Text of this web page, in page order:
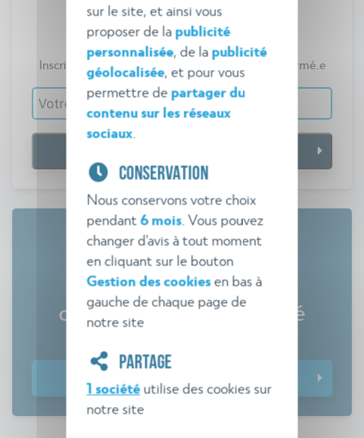
Veille réglementaire
Théo Norme
Inscrivez-vous gratuitement pour vous tenir informé.e
Tout savoir sur les
commissions de sécurité
sur le site, et ainsi vous
proposer de la publicité
personnalisée, de la publicité
géolocalisée, et pour vous
permettre de partager du
contenu sur les réseaux
sociaux
CONSERVATION
Nous conservons votre choix
pendant6 mois. Vous pouvez
changer d'avis à tout moment
en cliquant sur le bouton
Gestion des cookiesen bas à
gauche de chaque page de
notre site
PARTAGE
1 sociétéutilise des cookies sur
notre site